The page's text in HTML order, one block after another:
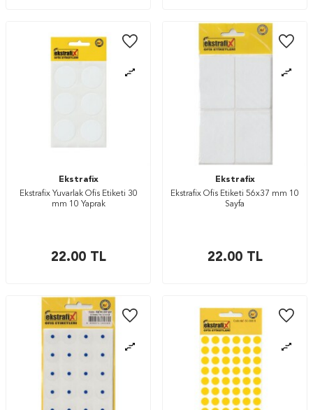
Ekstrafix
Ekstrafix Yuvarlak Ofis Etiketi 30
mm 10 Yaprak
22.00TL
Ekstrafix
Ekstrafix Ofis Etiketi 56x37 mm 10
Sayfa
22.00TL